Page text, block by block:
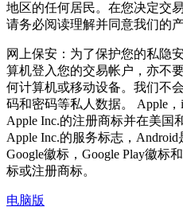
地区的任何居民。在您决定交
请务必阅读理解并同意我们的
网上保安：为了保护您的私隐
算机登入您的交易帐户，亦不
何计算机或移动设备。我们不
码和密码等私人数据。 Apple，
Apple Inc.的注册商标并在美国
Apple Inc.的服务标志，Android
Google徽标，Google Play徽标
标或注册商标。
电脑版